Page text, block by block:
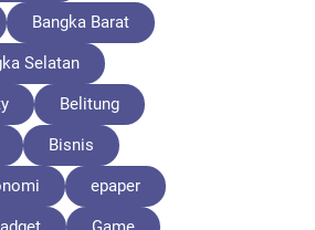
Bangka Barat
Selatan
Belitung
Bisnis
epaper